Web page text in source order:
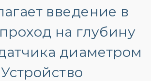
введение в
на глубину
диаметром